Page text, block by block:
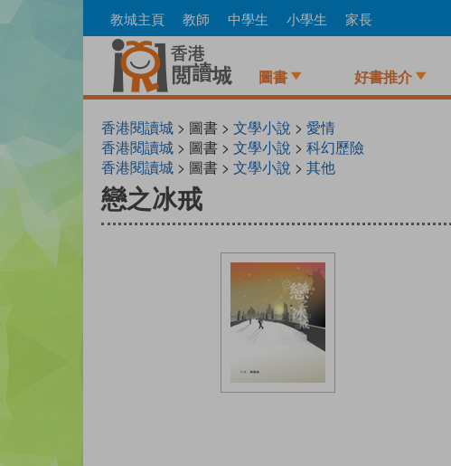
to
教城主頁 教師 中學生 小學生 家長
圖書 好書推介
香港閱讀城> 圖書 > 文學小說 > 愛情
香港閱讀城> 圖書 > 文學小說 > 科幻歷險
香港閱讀城> 圖書 > 文學小說 > 其他
戀之冰戒